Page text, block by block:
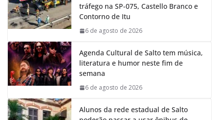
o
o
k
A
p
p
d
I
n
m
tráfego na SP-075, Castello Branco e
Contorno de Itu
6 de agosto de 2026
Agenda Cultural de Salto tem música,
literatura e humor neste fim de
semana
6 de agosto de 2026
Alunos da rede estadual de Salto